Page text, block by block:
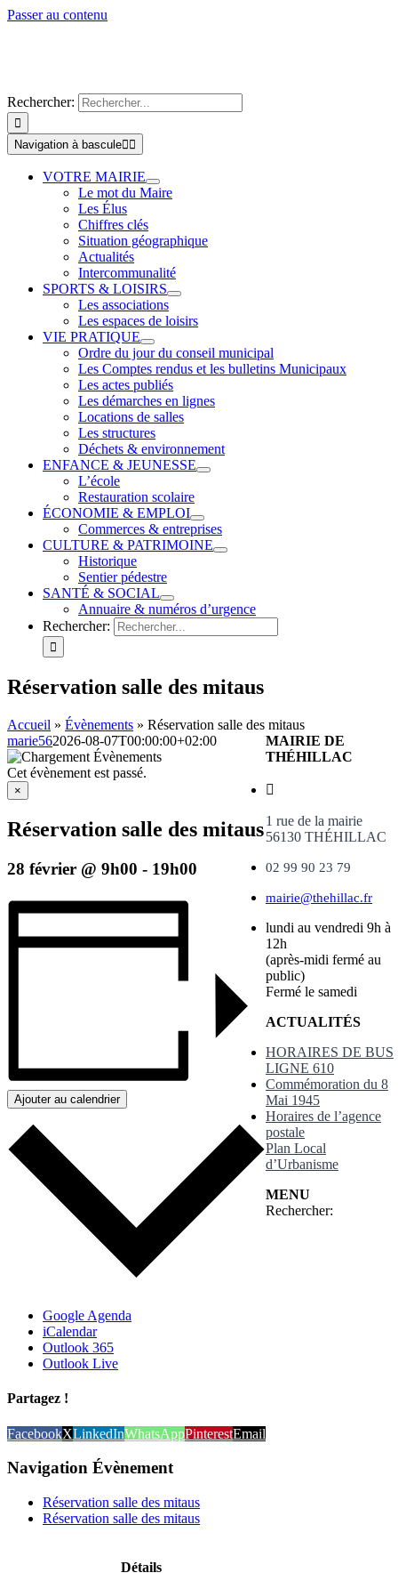
Passer au contenu
Rechercher:
Navigation à bascule
VOTRE MAIRIE
Le mot du Maire
Les Élus
Chiffres clés
Situation géographique
Actualités
Intercommunalité
SPORTS & LOISIRS
Les associations
Les espaces de loisirs
VIE PRATIQUE
Ordre du jour du conseil municipal
Les Comptes rendus et les bulletins Municipaux
Les actes publiés
Les démarches en lignes
Locations de salles
Les structures
Déchets & environnement
ENFANCE & JEUNESSE
L’école
Restauration scolaire
ÉCONOMIE & EMPLOI
Commerces & entreprises
CULTURE & PATRIMOINE
Historique
Sentier pédestre
SANTÉ & SOCIAL
Annuaire & numéros d’urgence
Rechercher:
Réservation salle des mitaus
Accueil » Évènements » Réservation salle des mitaus
marie562026-08-07T00:00:00+02:00
Cet évènement est passé.
×
Réservation salle des mitaus
28 février @ 9h00 - 19h00
Ajouter au calendrier
Google Agenda
iCalendar
Outlook 365
Outlook Live
Partagez !
FacebookXLinkedInWhatsAppPinterestEmail
Navigation Évènement
Réservation salle des mitaus
Réservation salle des mitaus
Détails
MAIRIE DE
THÉHILLAC
1 rue de la mairie
56130 THÉHILLAC
02 99 90 23 79
mairie@thehillac.fr
lundi au vendredi 9h à
12h
(après-midi fermé au
public)
Fermé le samedi
ACTUALITÉS
HORAIRES DE BUS
LIGNE 610
Commémoration du 8
Mai 1945
Horaires de l’agence
postale
Plan Local
d’Urbanisme
MENU
Rechercher: